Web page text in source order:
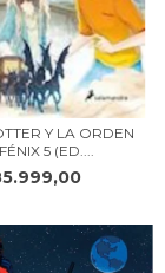
Y LA ORDEN
5 (ED....